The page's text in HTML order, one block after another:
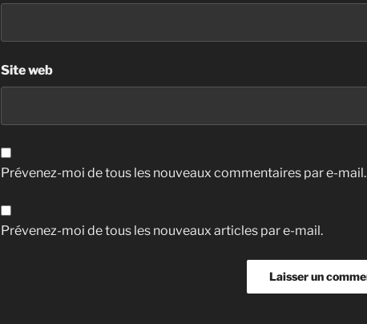
Site web
Prévenez-moi de tous les nouveaux commentaires par e-mail.
Prévenez-moi de tous les nouveaux articles par e-mail.